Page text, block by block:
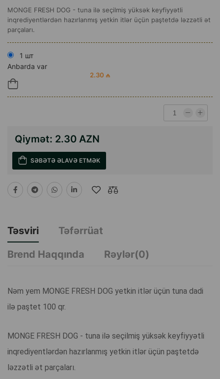
MONGE FRESH DOG - tuna ilə seçilmiş yüksək keyfiyyətli
inqrediyentlərdən hazırlanmış yetkin itlər üçün paştetdə ləzzətli ət
parçaları.
1 шт
Anbarda var
2.30 ₼
Qiymət: 2.30 AZN
SƏBƏTƏ ƏLAVƏ ETMƏK
Təsviri
Təfərrüat
Brend Haqqında
Rəylər(0)
Nəm yem MONGE FRESH DOG yetkin itlər üçün tuna dadi
ilə paştet 100 qr.
MONGE FRESH DOG - tuna ilə seçilmiş yüksək keyfiyyətli
inqrediyentlərdən hazırlanmış yetkin itlər üçün paştetdə
ləzzətli ət parçaları.